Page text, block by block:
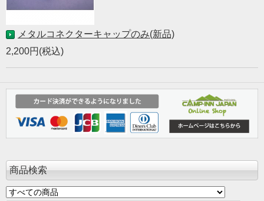
メタルコネクターキャップのみ(新品)
2,200円(税込)
商品検索